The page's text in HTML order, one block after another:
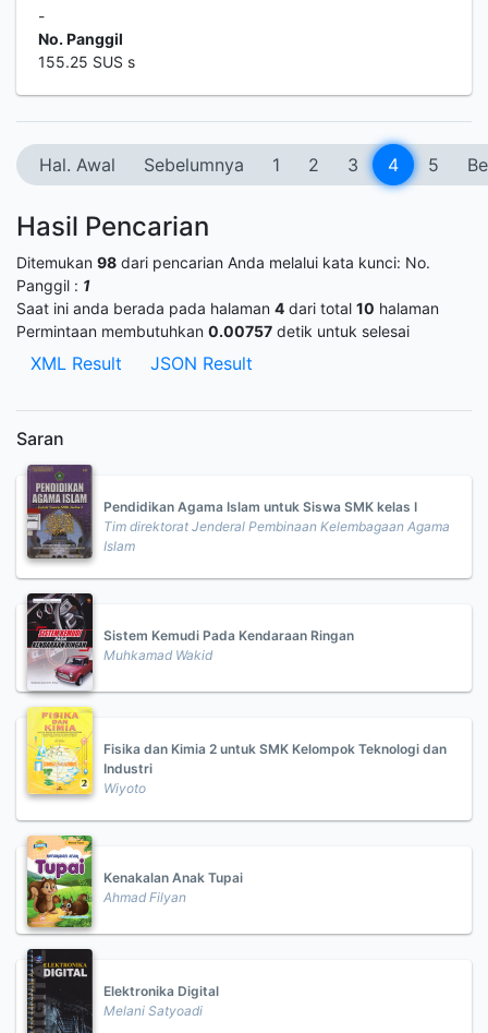
-
No. Panggil
155.25 SUS s
Hal. Awal Sebelumnya 1 2 3 4 5
Hasil Pencarian
Ditemukan 98 dari pencarian Anda melalui kata kunci: No.
Panggil : 1
Saat ini anda berada pada halaman 4 dari total 10 halaman
Permintaan membutuhkan 0.00757 detik untuk selesai
XML Result JSON Result
Saran
Pendidikan Agama Islam untuk Siswa SMK kelas I
Tim direktorat Jenderal Pembinaan Kelembagaan Agama
Islam
Sistem Kemudi Pada Kendaraan Ringan
Muhkamad Wakid
Fisika dan Kimia 2 untuk SMK Kelompok Teknologi dan
Industri
Wiyoto
Kenakalan Anak Tupai
Ahmad Filyan
Elektronika Digital
Melani Satyoadi